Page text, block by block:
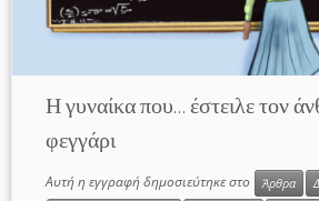
Η γυναίκα που… έστειλε τον
φεγγάρι
Αυτή η εγγραφή δημοσιεύτηκε στο Άρθρα